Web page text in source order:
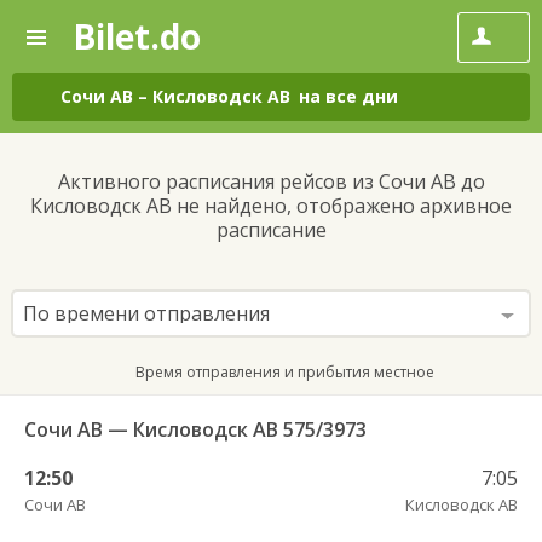
—
Поиск
и
покупка
билетов
автобус
онлайн
Bilet.do
Сочи АВ – Кисловодск АВ на все дни
Активного расписания рейсов из Сочи АВ до
Кисловодск АВ не найдено, отображено архивное
расписание
По времени отправления
Время отправления и прибытия местное
Сочи АВ — Кисловодск АВ 575/3973
12:50
Сочи АВ
7:05
Кисловодск АВ